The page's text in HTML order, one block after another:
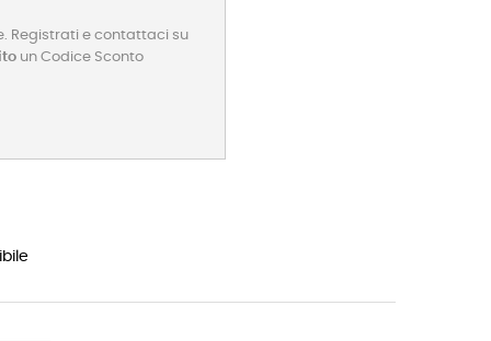
Registrati e contattaci su
un Codice Sconto